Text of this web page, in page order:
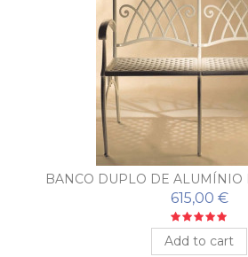
BANCO DUPLO DE ALUMÍNIO
PUERTO
615,00 €
Add to cart